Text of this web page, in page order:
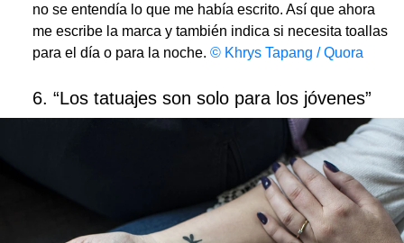
no se entendía lo que me había escrito. Así que ahora
me escribe la marca y también indica si necesita toallas
para el día o para la noche. © Khrys Tapang / Quora
6. “Los tatuajes son solo para los jóvenes”